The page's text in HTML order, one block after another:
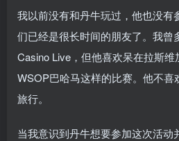
我以前没有和丹牛玩过，他也没有
们已经是很长时间的朋友了。我曾
Casino Live，但他喜欢呆在拉斯
WSOP巴哈马这样的比赛。他不
旅行。
当我意识到丹牛想要参加这次活动